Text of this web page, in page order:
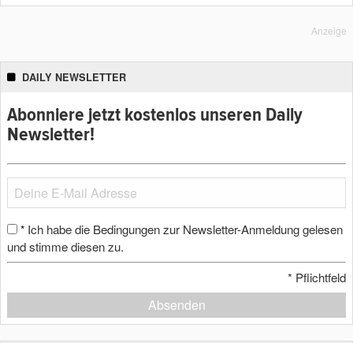
Anzeige
DAILY NEWSLETTER
Abonniere jetzt kostenlos unseren Daily
Newsletter!
* Ich habe die Bedingungen zur Newsletter-Anmeldung gelesen
und stimme diesen zu.
* Pflichtfeld
Absenden